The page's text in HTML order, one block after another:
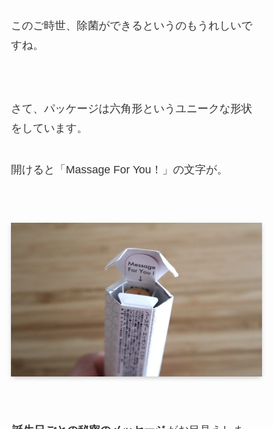
このご時世、除菌ができるというのもうれしいで
すね。
さて、パッケージは六角形というユニークな形状
をしています。
開けると「Massage For You！」の文字が。